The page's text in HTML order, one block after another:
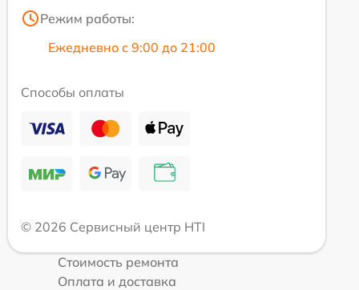
Режим работы:
Ежедневно с 9:00 до 21:00
Способы оплаты
© 2026 Сервисный центр HTI
Стоимость ремонта
Оплата и доставка